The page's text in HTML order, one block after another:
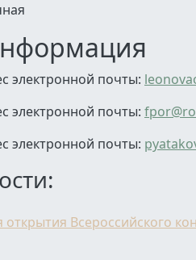
электронной почты:
электронной почты:
электронной почты:
Всероссийского